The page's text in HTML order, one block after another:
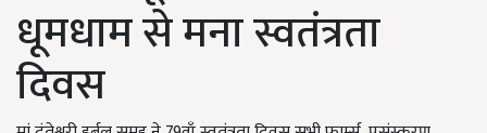
धूमधाम से मना स्वतंत्रता
दिवस